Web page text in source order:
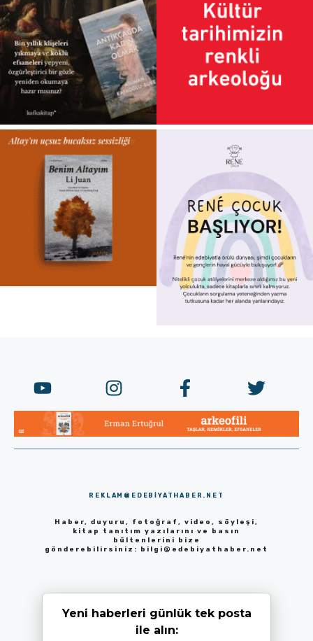
REKLAM@EDEBIYATHABER.NET
Haber, duyuru, fotoğraf, video, söyleşi,
kitap tanıtım yazılarını ve basın
bültenlerini bize
gönderebilirsiniz: bilgi@edebiyathaber.net
Yeni haberleri günlük tek posta
ile alın: